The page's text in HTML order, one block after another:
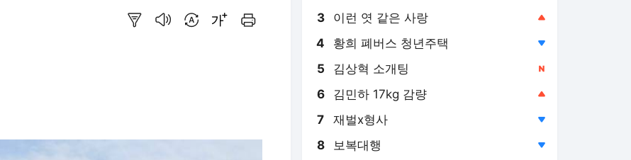
3 이런 엿 같은 사랑
4 황희 폐버스 청년주택
5 김상혁 소개팅
6 김민하 17kg 감량
7 재벌x형사
8 보복대행